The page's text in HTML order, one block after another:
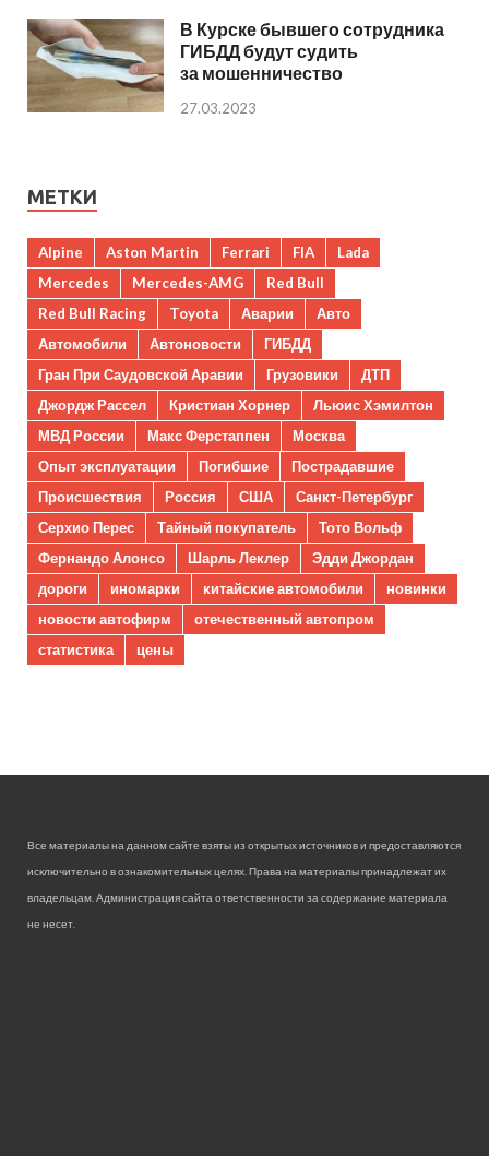
В Курске бывшего сотрудника
ГИБДД будут судить
за мошенничество
27.03.2023
МЕТКИ
Alpine Aston Martin Ferrari FIA
Lada
Mercedes
Mercedes-AMG
Red Bull
Red Bull Racing
Toyota Аварии
Авто
Автомобили
Автоновости
ГИБДД
Гран При Саудовской Аравии
Грузовики
ДТП
Джордж Рассел
Кристиан Хорнер
Льюис Хэмилтон
МВД России
Макс Ферстаппен
Москва
Опыт эксплуатации
Погибшие
Пострадавшие
Происшествия
Россия США
Санкт-Петербург
Серхио Перес
Тайный покупатель
Тото Вольф
Фернандо Алонсо
Шарль Леклер
Эдди Джордан
дороги
иномарки китайские автомобили
новинки
новости автофирм
отечественный автопром
статистика
цены
Все материалы на данном сайте взяты из открытых источников и предоставляются
исключительно в ознакомительных целях. Права на материалы принадлежат их
владельцам. Администрация сайта ответственности за содержание материала
не несет.